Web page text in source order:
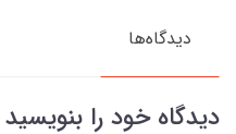
دیدگاه‌ها
دیدگاه خود را بنویسید